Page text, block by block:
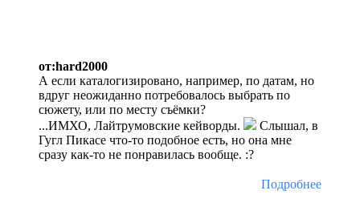
от:hard2000
А если каталогизировано, например, по датам, но
вдруг неожиданно потребовалось выбрать по
сюжету, или по месту съёмки?
...ИМХО, Лайтрумовские кейворды.
Слышал, в
Гугл Пикасе что-то подобное есть, но она мне
сразу как-то не понравилась вообще. :?
Подробнее